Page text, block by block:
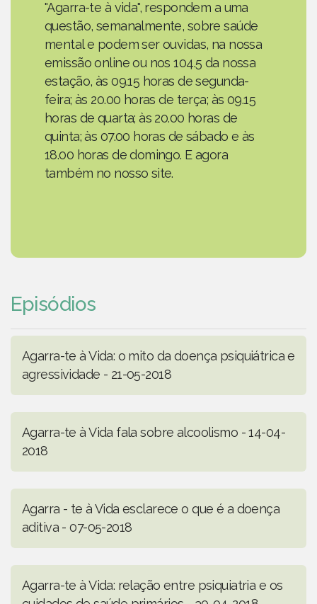
"Agarra-te à vida", respondem a uma
questão, semanalmente, sobre saúde
mental e podem ser ouvidas, na nossa
emissão online ou nos 104.5 da nossa
estação, às 09.15 horas de segunda-
feira; às 20.00 horas de terça; às 09.15
horas de quarta; às 20.00 horas de
quinta; às 07.00 horas de sábado e às
18.00 horas de domingo. E agora
também no nosso site.
Episódios
Agarra-te à Vida: o mito da doença psiquiátrica e
agressividade - 21-05-2018
Agarra-te à Vida fala sobre alcoolismo - 14-04-
2018
Agarra - te à Vida esclarece o que é a doença
aditiva - 07-05-2018
Agarra-te à Vida: relação entre psiquiatria e os